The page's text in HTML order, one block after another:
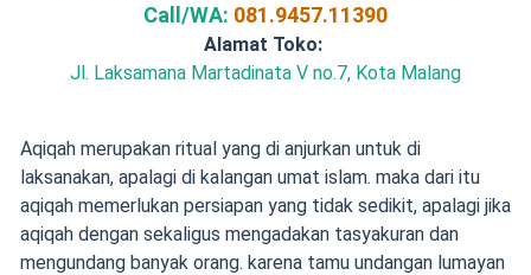
Call/WA: 081.9457.11390
Alamat Toko:
Jl. Laksamana Martadinata V no.7, Kota Malang
Aqiqah merupakan ritual yang di anjurkan untuk di
laksanakan, apalagi di kalangan umat islam. maka dari itu
aqiqah memerlukan persiapan yang tidak sedikit, apalagi jika
aqiqah dengan sekaligus mengadakan tasyakuran dan
mengundang banyak orang. karena tamu undangan lumayan